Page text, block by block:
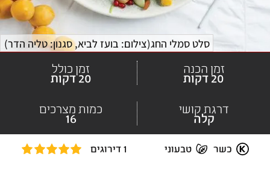
כשר טבעוני 1 דירוגים
סלט סמלי החג(צילום: בועז לביא, סגנון: טליה הדר)
זמן הכנה
20 דקות
זמן כולל
20 דקות
דרגת קושי
קלה
כמות מצרכים
16